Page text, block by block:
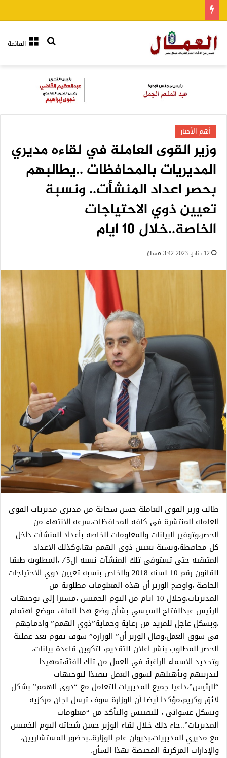
القائمةبحث عن
أهم الأخبار
وزير القوى العاملة في لقاءه مديري
المديريات بالمحافظات ..يطالبهم
بحصر اعداد المنشأت.. ونسبة
تعيين ذوي الاحتياجات
الخاصة..خلال 10 ايام
12 يناير، 2023 3:42 مساءً
طالب وزير القوى العاملة حسن شحاتة من مديري مديريات القوى
العاملة المنتشرة في كافة المحافظات،سرعة الانتهاء من
الحصر،وتوفير البيانات والمعلومات الخاصة بأعداد المنشأت داخل
كل محافظة،ونسبة تعيين ذوي الهمم بها،وكذلك الاعداد
المتبقية حتى تستوفي تلك المنشآت نسبة ال5٪ ،المطلوبة طبقا
للقانون رقم 10 لسنة 2018 والخاص بنسبة تعيين ذوي الاحتياجات
الخاصة ،واوضح الوزير أن هذه المعلومات مطلوبة من
المديريات،وخلال 10 ايام من اليوم الخميس ،مشيرا إلى توجيهات
الرئيس عبدالفتاح السيسي بشأن وضع هذا الملف موضع اهتمام
،وبشكل عاجل للمزيد من رعاية وحماية”ذوي الهمم” وادماجهم
في سوق العمل،وقال الوزير أن” الوزارة” سوف تقوم بعد عملية
الحصر المطلوب بنشر اعلان للتقديم، لتكوين قاعدة بيانات،
وتحديد الاسماء الراغبة في العمل من تلك الفئة،تمهيدا
لتدريبهم وتأهيلهم لسوق العمل تنفيذا لتوجيهات
“الرئيس”،داعيا جميع المديريات التعامل مع “ذوي الهمم” بشكل
لائق وكريم،مؤكدا أيضا أن الوزارة سوف ترسل لجان مركزية
وبشكل عشوائي ، للتفتيش والتأكد من “معلومات
المديريات”..جاء ذلك خلال لقاء الوزير حسن شحاتة اليوم الخميس
مع مديري المديريات،بديوان عام الوزارة..بحضور المستشاريين،
والإدارات المركزية المختصة بهذا الشأن.